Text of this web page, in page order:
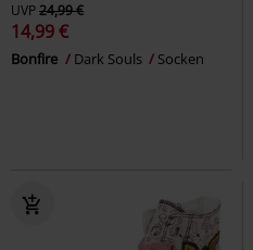
UVP24,99 €
14,99 €
Bonfire Dark Souls Socken